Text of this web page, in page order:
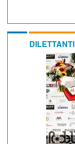
DILETTANTI